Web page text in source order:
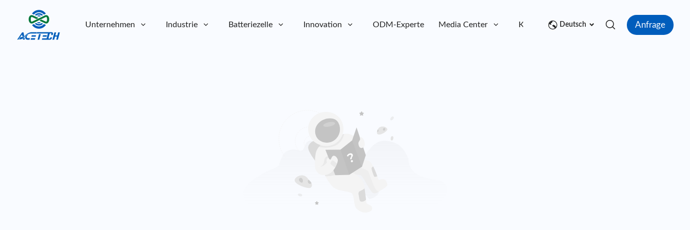
Unternehmen Industrie Batteriezelle Innovation ODM-Experte Media Center Kontakt Deutsch Anfrage